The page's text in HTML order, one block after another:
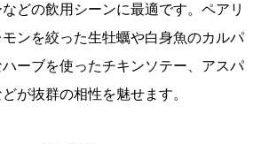
どの飲用シーンに最適です。ペアリ
ンを絞った生牡蠣や白身魚のカルパ
ーブを使ったチキンソテー、アスパ
が抜群の相性を魅せます。